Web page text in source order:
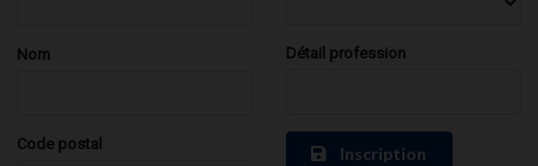
Nom
Code postal
Détail profession
Inscription